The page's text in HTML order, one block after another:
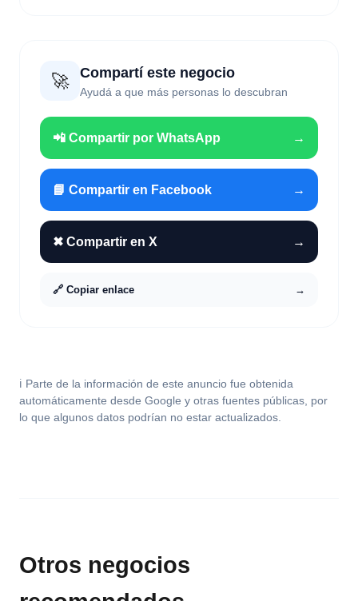
🚀 Compartí este negocio
Ayudá a que más personas lo descubran
📲 Compartir por WhatsApp →
📘 Compartir en Facebook →
✖ Compartir en X →
🔗 Copiar enlace →
ℹ️ Parte de la información de este anuncio fue obtenida
automáticamente desde Google y otras fuentes públicas, por
lo que algunos datos podrían no estar actualizados.
Otros negocios